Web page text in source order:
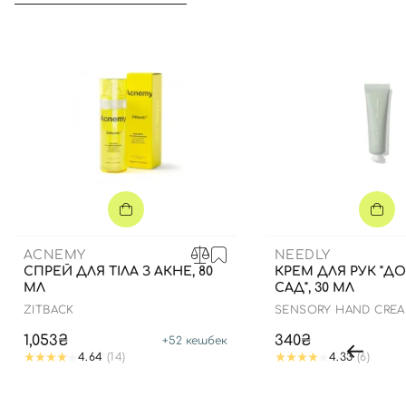
ACNEMY
СПРЕЙ ДЛЯ ТІЛА З АКНЕ, 80
МЛ
ZITBACK
1,053₴ +52 кешбек
4.64 (14)
NEEDLY
КРЕМ ДЛЯ РУК
САД", 30 МЛ
SENSORY HAND
340₴
4.33 (6)